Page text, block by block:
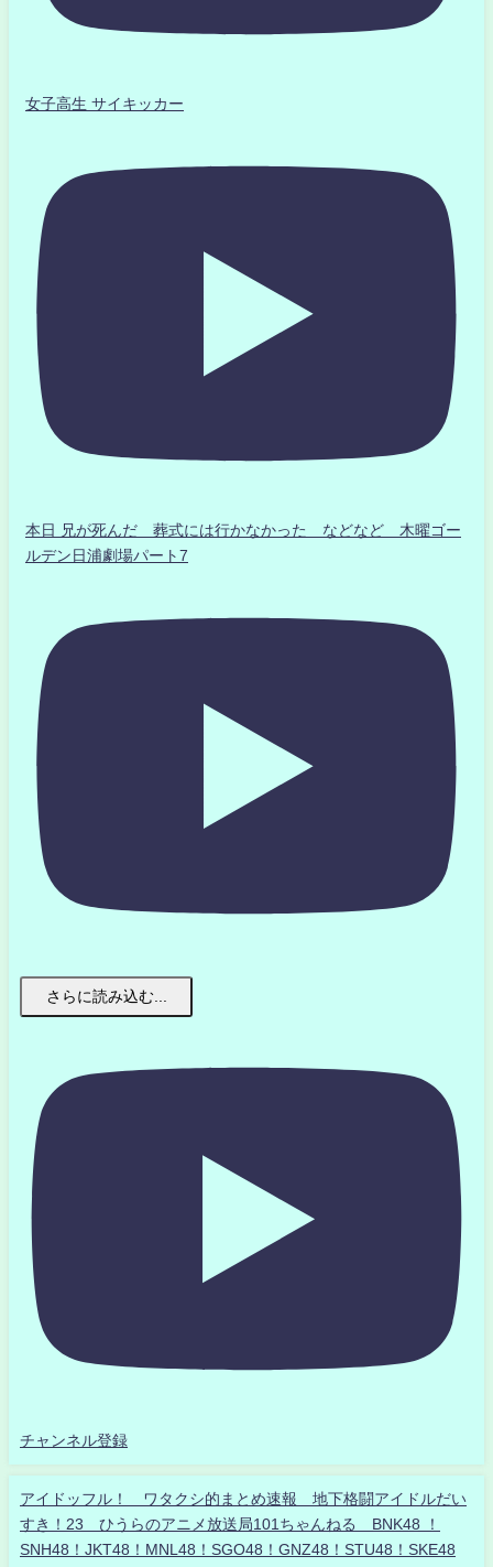
女子高生 サイキッカー
本日 兄が死んだ 葬式には行かなかった などなど 木曜ゴー
ルデン日浦劇場パート7
さらに読み込む...
チャンネル登録
アイドッフル！ ワタクシ的まとめ速報 地下格闘アイドルだい
すき！23 ひうらのアニメ放送局101ちゃんねる BNK48 ！
SNH48！JKT48！MNL48！SGO48！GNZ48！STU48！SKE48